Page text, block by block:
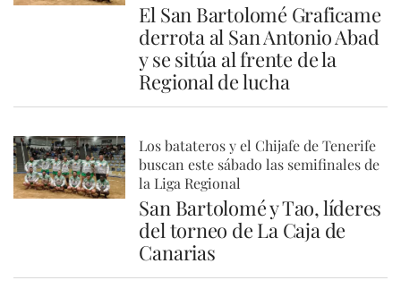
El San Bartolomé Graficame
derrota al San Antonio Abad
y se sitúa al frente de la
Regional de lucha
Los batateros y el Chijafe de Tenerife
buscan este sábado las semifinales de
la Liga Regional
San Bartolomé y Tao, líderes
del torneo de La Caja de
Canarias